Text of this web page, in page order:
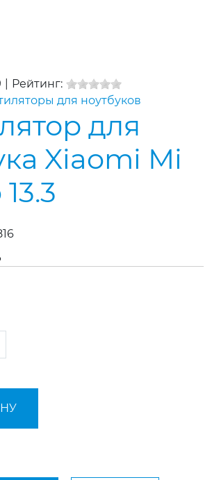
Рейтинг:
для ноутбуков
для
Xiaomi Mi